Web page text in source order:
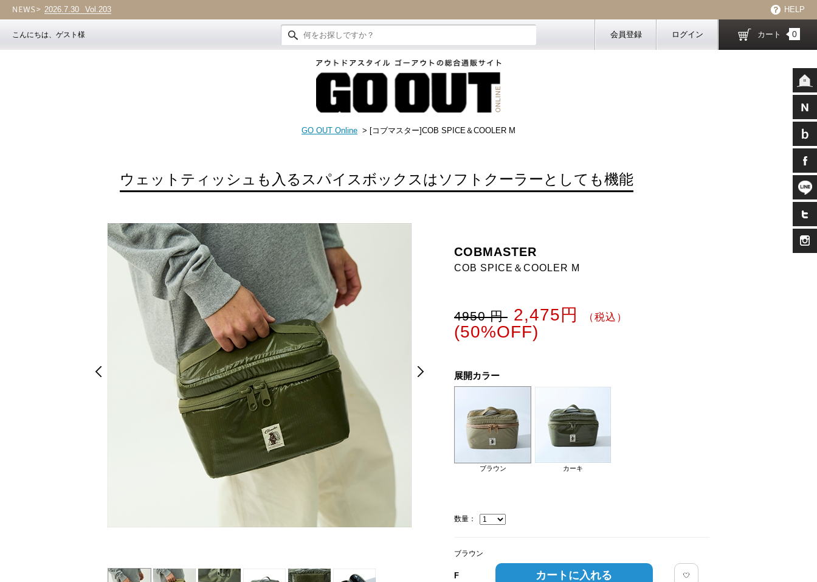
2026.7.30 Vol.203 HELP
こんにちは、ゲスト様 会員登録 ログイン カート 0
GO OUT Online > [コブマスター]COB SPICE＆COOLER M
ウェットティッシュも入るスパイスボックスはソフトクーラーとしても機能
COBMASTER
COB SPICE＆COOLER M
4950 円 2,475円 （税込）
(50%OFF)
展開カラー
ブラウン カーキ
数量：
ブラウン
F カートに入れる